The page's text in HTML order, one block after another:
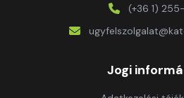
(+36 1)
Jogi